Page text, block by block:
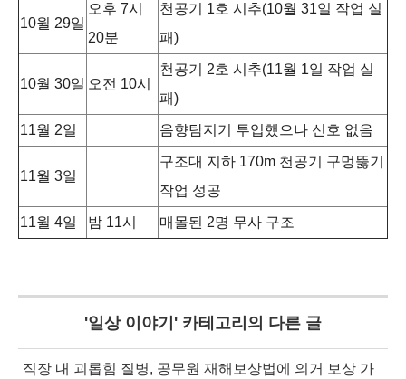
10월 29일
오후 7시
20분
천공기 1호 시추(10월 31일 작업 실
패)
10월 30일 오전 10시
천공기 2호 시추(11월 1일 작업 실
패)
11월 2일 음향탐지기 투입했으나 신호 없음
11월 3일
구조대 지하 170m 천공기 구멍뚫기
작업 성공
11월 4일 밤 11시 매몰된 2명 무사 구조
'일상 이야기 ' 카테고리의 다른 글
직장 내 괴롭힘 질병, 공무원 재해보상법에 의거 보상 가